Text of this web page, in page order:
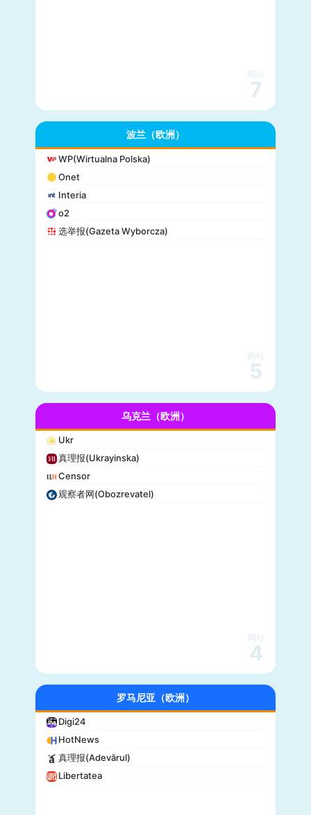
网站
7
波兰（欧洲）
WP(Wirtualna Polska)
Onet
Interia
o2
选举报(Gazeta Wyborcza)
网站
5
乌克兰（欧洲）
Ukr
真理报(Ukrayinska)
Censor
观察者网(Obozrevatel)
网站
4
罗马尼亚（欧洲）
Digi24
HotNews
真理报(Adevărul)
Libertatea